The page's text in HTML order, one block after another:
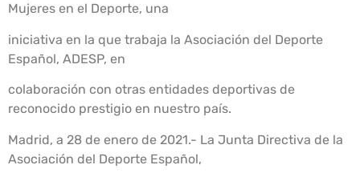
Mujeres en el Deporte, una
iniciativa en la que trabaja la Asociación del Deporte
Español, ADESP, en
colaboración con otras entidades deportivas de
reconocido prestigio en nuestro país.
Madrid, a 28 de enero de 2021.- La Junta Directiva de la
Asociación del Deporte Español,